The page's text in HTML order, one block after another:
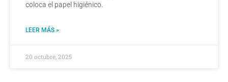
coloca el papel higiénico.
LEER MÁS »
20 octubre, 2025